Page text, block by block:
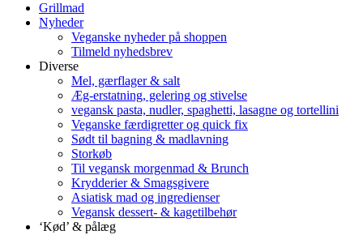
Grillmad
Nyheder
Veganske nyheder på shoppen
Tilmeld nyhedsbrev
Diverse
Mel, gærflager & salt
Æg-erstatning, gelering og stivelse
vegansk pasta, nudler, spaghetti, lasagne og tortellini
Veganske færdigretter og quick fix
Sødt til bagning & madlavning
Storkøb
Til vegansk morgenmad & Brunch
Krydderier & Smagsgivere
Asiatisk mad og ingredienser
Vegansk dessert- & kagetilbehør
‘Kød’ & pålæg